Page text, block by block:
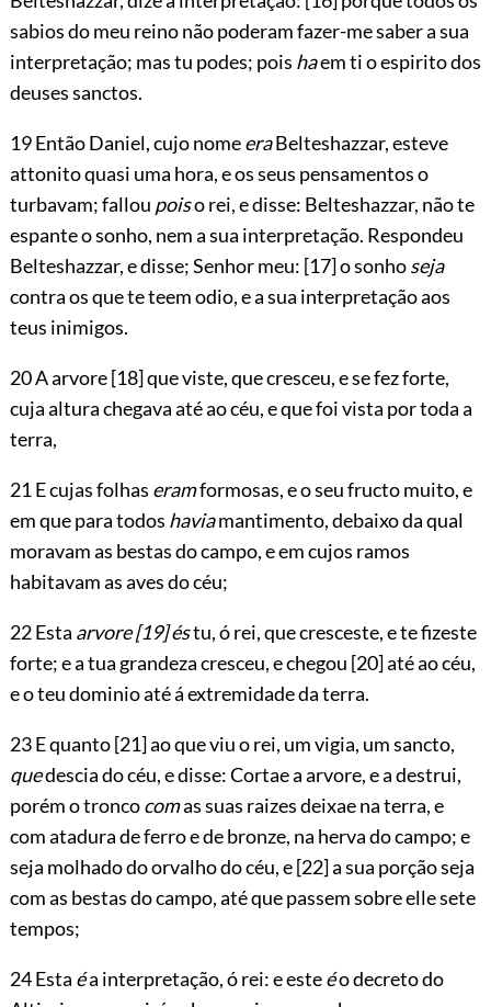
sabios do meu reino não poderam fazer-me saber a sua
interpretação; mas tu podes; pois haem ti o espirito dos
deuses sanctos.
19 Então Daniel, cujo nomeeraBelteshazzar, esteve
attonito quasi uma hora, e os seus pensamentos o
turbavam; fallou poiso rei, e disse: Belteshazzar, não te
espante o sonho, nem a sua interpretação. Respondeu
Belteshazzar, e disse; Senhor meu: [17]o sonhoseja
contra os que te teem odio, e a sua interpretação aos
teus inimigos.
20 A arvore[18]que viste, que cresceu, e se fez forte,
cuja altura chegava até ao céu, e que foi vista por toda a
terra,
21 E cujas folhas eramformosas, e o seu fructo muito, e
em que para todos haviamantimento, debaixo da qual
moravam as bestas do campo, e em cujos ramos
habitavam as aves do céu;
22 Esta arvore[19]éstu, ó rei, que cresceste, e te fizeste
forte; e a tua grandeza cresceu, e chegou [20]até ao céu,
e o teu dominio até á extremidade da terra.
23 E quanto[21]ao que viu o rei, um vigia, um sancto,
quedescia do céu, e disse: Cortae a arvore, e a destrui,
porém o troncocomas suas raizes deixae na terra, e
com atadura de ferro e de bronze, na herva do campo; e
seja molhado do orvalho do céu, e[22]a sua porção seja
com as bestas do campo, até que passem sobre elle sete
tempos;
24 Esta éa interpretação, ó rei: e esteéo decreto do